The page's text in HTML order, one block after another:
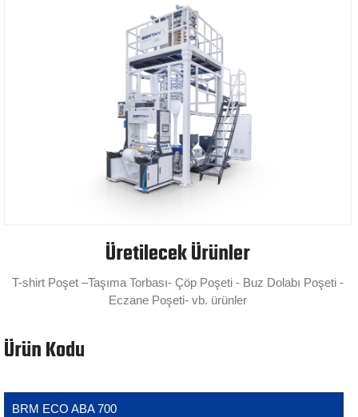
Üretilecek Ürünler
T-shirt Poşet –Taşıma Torbası- Çöp Poşeti - Buz Dolabı Poşeti -
Eczane Poşeti- vb. ürünler
Ürün Kodu
BRM ECO ABA 700